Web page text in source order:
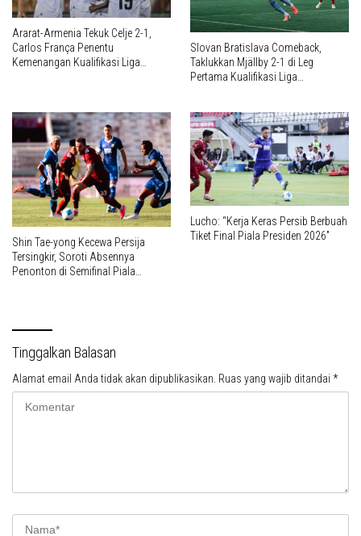
Ararat-Armenia Tekuk Celje 2-1,
Carlos França Penentu
Kemenangan Kualifikasi Liga
Slovan Bratislava Comeback,
Taklukkan Mjällby 2-1 di Leg
Pertama Kualifikasi Liga
Shin Tae-yong Kecewa Persija
Tersingkir, Soroti Absennya
Penonton di Semifinal Piala
Lucho: “Kerja Keras Persib Berbuah
Tiket Final Piala Presiden 2026”
Tinggalkan Balasan
Alamat email Anda tidak akan dipublikasikan. Ruas yang wajib ditandai *